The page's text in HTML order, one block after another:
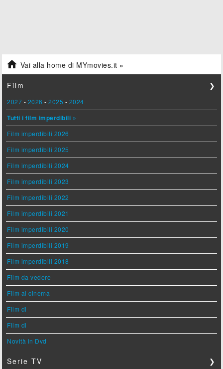
 Vai alla home di MYmovies.it »
Film ❯
2027 - 2026 -2025 - 2024
Tutti i film imperdibili »
Film imperdibili 2026
Film imperdibili 2025
Film imperdibili 2024
Film imperdibili 2023
Film imperdibili 2022
Film imperdibili 2021
Film imperdibili 2020
Film imperdibili 2019
Film imperdibili 2018
Film da vedere
Film al cinema
Film di
Film di
Novità in Dvd
Serie TV ❯